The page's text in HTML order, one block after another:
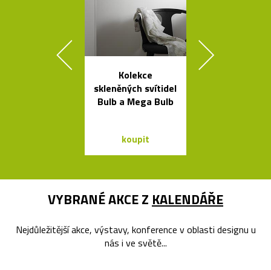
Kolekce
skleněných svítidel
Bulb a Mega Bulb
koupit
VYBRANÉ AKCE Z KALENDÁŘE
Nejdůležitější akce, výstavy, konference v oblasti designu u
nás i ve světě...